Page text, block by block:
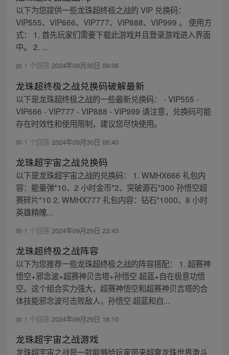
以下为您提供一些龙珠超终极之战的 VIP 兑换码：
VIP555、VIP666、VIP777、VIP888、VIP999 。 使用方
式： 1. 首先玩家们需要下载此游戏并且登录游戏进入界面
中。 2. ...
1 个回答 2024年09月30日 09:06
龙珠超终极之战兑换码破解最新
以下是龙珠超终极之战的一些最新兑换码： - VIP555 -
VIP666 - VIP777 - VIP888 - VIP999 请注意，兑换码可能
存在时效性和使用限制，建议您尽快使用。
1 个回答 2024年09月30日 06:40
龙珠超宇宙之战兑换码
以下是龙珠超宇宙之战的兑换码： 1. WMHX666 礼包内
容：能量弹*10、2 小时金币*2、突破源石*300 孙悟空超
赛碎片*10 2. WMHX777 礼包内容：钻石*1000、8 小时
英雄精魄...
1 个回答 2024年09月29日 23:43
龙珠超终极之战阵容
以下为您推荐一些龙珠超终极之战的阵容搭配： 1. 超赛神
悟空+邪念波+超赛神贝吉塔+孙悟空·超蓝+自在极意功悟
空。这个组合实力强大，超赛神悟空和超赛神贝吉塔的合
体技能邪念波可击败敌人，孙悟空·超蓝和自...
1 个回答 2024年09月29日 18:10
龙珠超宇宙之战游戏
龙珠超宇宙之战是一款能够给玩家带来超爽龙珠世界激斗